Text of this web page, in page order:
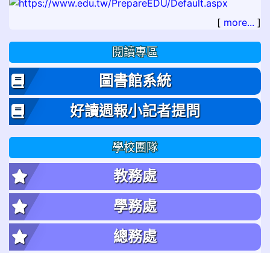
[ more... ]
閱讀專區
圖書館系統
好讀週報小記者提問
學校團隊
教務處
學務處
總務處